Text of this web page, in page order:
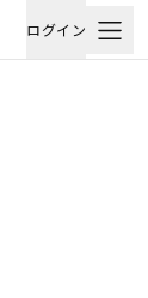
ログイン